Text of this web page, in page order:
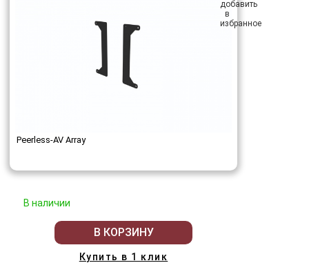
Peerless-AV Array
В наличии
В КОРЗИНУ
Купить в 1 клик